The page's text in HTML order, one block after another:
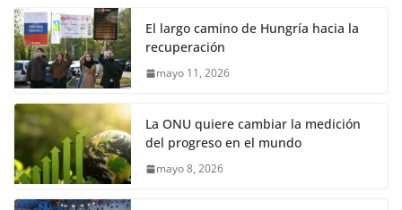
El largo camino de Hungría hacia la
recuperación
mayo 11, 2026
La ONU quiere cambiar la medición
del progreso en el mundo
mayo 8, 2026